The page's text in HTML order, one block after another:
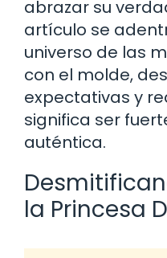
abrazar su
artículo se
universo de las
con el molde,
expectativas y
significa ser
auténtica.
la Princesa